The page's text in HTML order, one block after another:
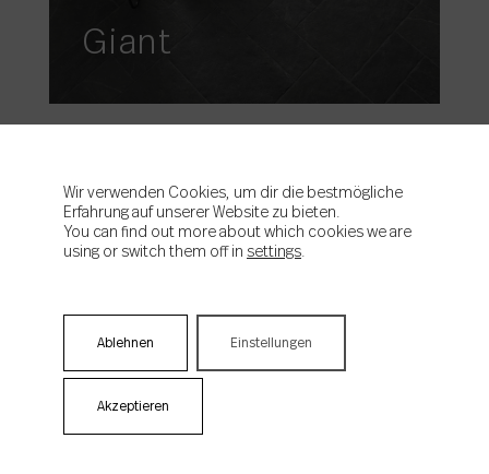
Giant
Horizon
Wir verwenden Cookies, um dir die bestmögliche
Erfahrung auf unserer Website zu bieten.
You can find out more about which cookies we are
using or switch them off in settings
Akzeptieren
Ablehnen Einstellungen